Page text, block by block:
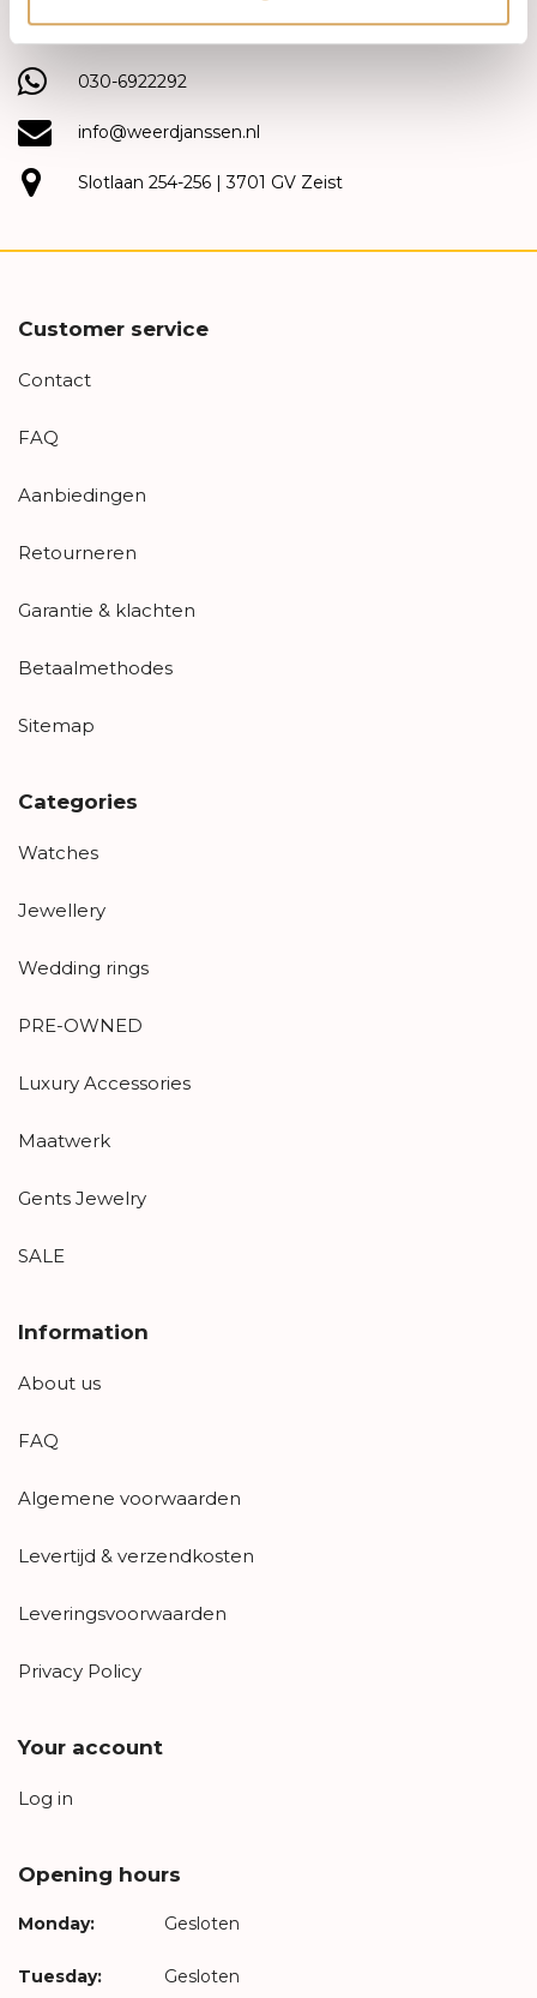
(030) 692 22 92
030-6922292
info@weerdjanssen.nl
Slotlaan 254-256 | 3701 GV Zeist
Customer service
Contact
FAQ
Aanbiedingen
Retourneren
Garantie & klachten
Betaalmethodes
Sitemap
Categories
Watches
Jewellery
Wedding rings
PRE-OWNED
Luxury Accessories
Maatwerk
Gents Jewelry
SALE
Information
About us
FAQ
Algemene voorwaarden
Levertijd & verzendkosten
Leveringsvoorwaarden
Privacy Policy
Your account
Log in
Opening hours
Monday: Gesloten
Tuesday: Gesloten